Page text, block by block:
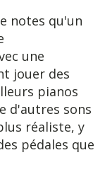
notes qu'un
une
jouer des
pianos
d'autres sons
réaliste, y
pédales que